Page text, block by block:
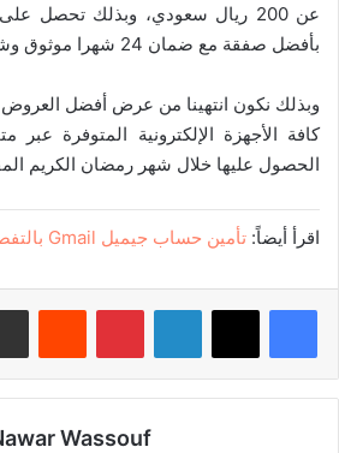
عن 200 ريال سعودي، وبذلك تحصل
بأفضل صفقة مع ضمان 24 شهرا موثوق وشحن سريع.
وبذلك نكون انتهينا من عرض أفضل
كافة الأجهزة الإلكترونية المتوفرة
الحصول عليها خلال شهر رمضان الكريم المقبل
اقرأ أيضاً: تأمين حساب جيميل Gmail بالتفصيل
لينكدإن بينتيريست
Wassouf